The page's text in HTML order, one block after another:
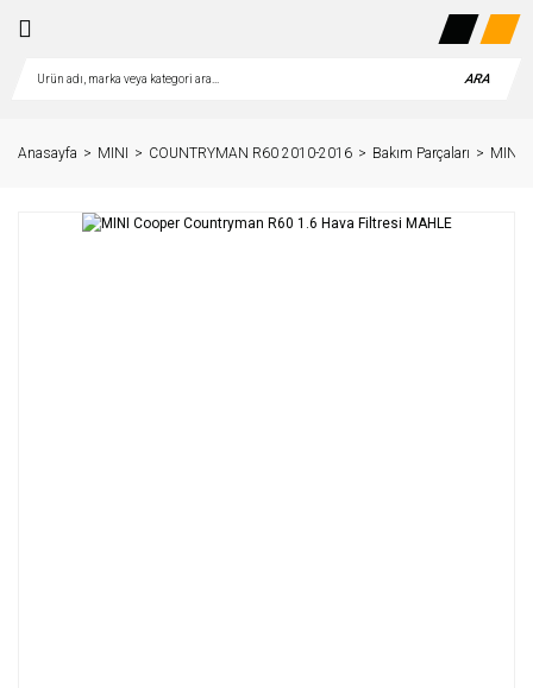
ARA
Anasayfa MINI COUNTRYMAN R60 2010-2016 Bakım Parçaları MINI